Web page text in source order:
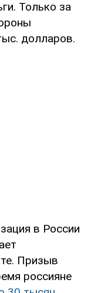
Только за
долларов.
в России
Призыв
россияне